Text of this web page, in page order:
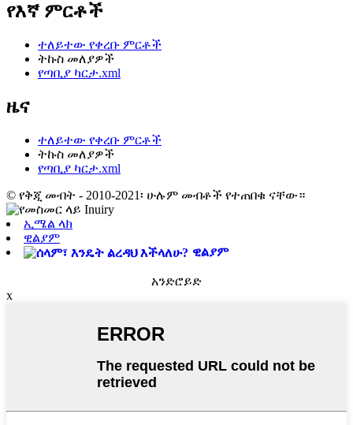
የእኛ ምርቶች
ተለይተው የቀረቡ ምርቶች
ትኩስ መለያዎች
የጣቢያ ካርታ.xml
ዜና
ተለይተው የቀረቡ ምርቶች
ትኩስ መለያዎች
የጣቢያ ካርታ.xml
© የቅጂ መብት - 2010-2021፡ ሁሉም መብቶች የተጠበቁ ናቸው።
ኢሜል ላክ
ዊልያም
ዊልያም
አንድሮይድ
x